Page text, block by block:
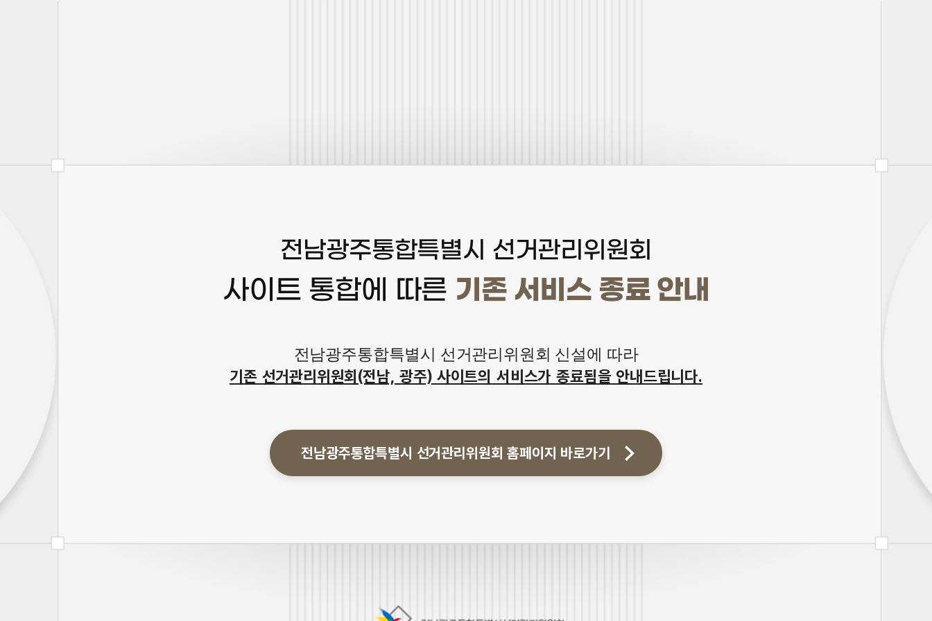
전남광주통합특별시 선거관리위원회
사이트 통합에 따른 기존 서비스 종료 안내
전남광주통합특별시 선거관리위원회 신설에 따라
기존 선거관리위원회(전남, 광주) 사이트의 서비스가 종료됨을 안내드립니다.
전남광주통합특별시 선거관리위원회 홈페이지 바로가기